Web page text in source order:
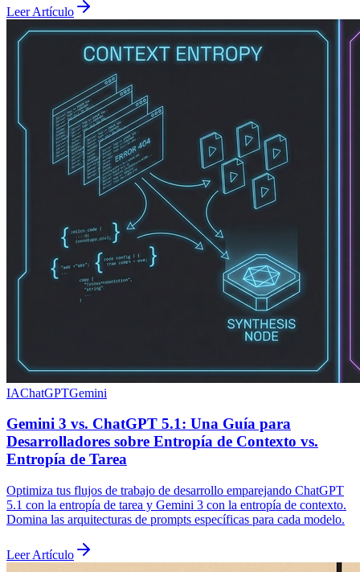
Leer Artículo
IAChatGPTGemini
Gemini 3 vs. ChatGPT 5.1: Una Guía para
Desarrolladores sobre Entropía de Contexto vs.
Entropía de Tarea
Optimiza tus flujos de trabajo de desarrollo emparejando ChatGPT
5.1 con la entropía de tarea y Gemini 3 con la entropía de contexto.
Domina las arquitecturas de prompts específicas para cada modelo.
Leer Artículo